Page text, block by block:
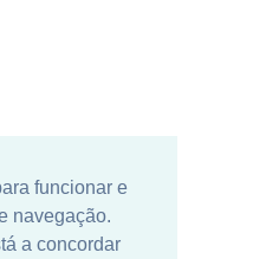
funcionar e
navegação.
a concordar